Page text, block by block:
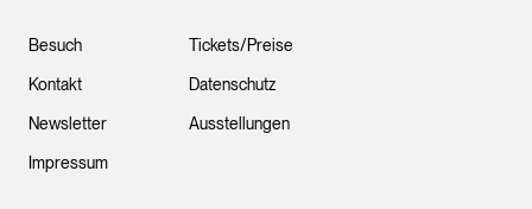
Besuch
Kontakt
Newsletter
Impressum
Tickets/Preise
Datenschutz
Ausstellungen